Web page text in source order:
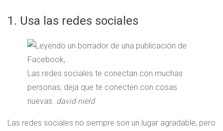
1. Usa las redes sociales
Las redes sociales te conectan con muchas
personas; deja que te conecten con cosas
nuevas. david nield
Las redes sociales no siempre son un lugar agradable, pero